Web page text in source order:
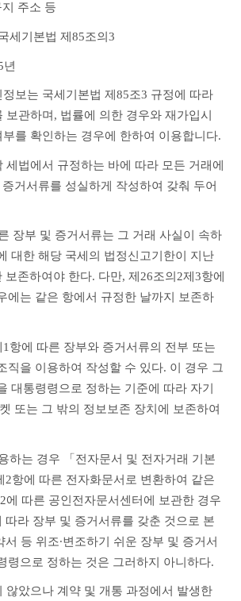
주소 등
세기본법 제85조의3
년
보는 국세기본법 제85조3 규정에 따라
보관하며, 법률에 의한 경우와 재가입시
를 확인하는 경우에 한하여 이용합니다.
세법에서 규정하는 바에 따라 모든 거래에
거서류를 성실하게 작성하여 갖춰 두어
장부 및 증거서류는 그 거래 사실이 속하
대한 해당 국세의 법정신고기한이 지난
보존하여야 한다. 다만, 제26조의2제3항에
에는 같은 항에서 규정한 날까지 보존하
항에 따른 장부와 증거서류의 전부 또는
직을 이용하여 작성할 수 있다. 이 경우 그
대통령령으로 정하는 기준에 따라 자기
또는 그 밖의 정보보존 장치에 보존하여
하는 경우 「전자문서 및 전자거래 기본
2항에 따른 전자화문서로 변환하여 같은
에 따른 공인전자문서센터에 보관한 경우
따라 장부 및 증거서류를 갖춘 것으로 본
서 등 위조∙변조하기 쉬운 장부 및 증거서
령으로 정하는 것은 그러하지 아니하다.
았으나 계약 및 개통 과정에서 발생한